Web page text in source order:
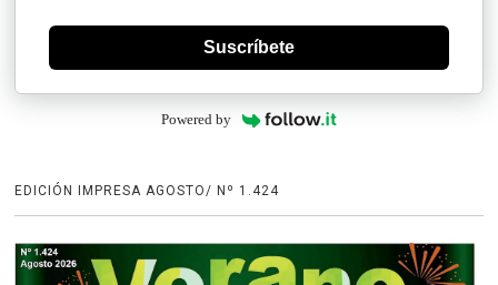
Suscríbete
Powered by
EDICIÓN IMPRESA AGOSTO/ Nº 1.424